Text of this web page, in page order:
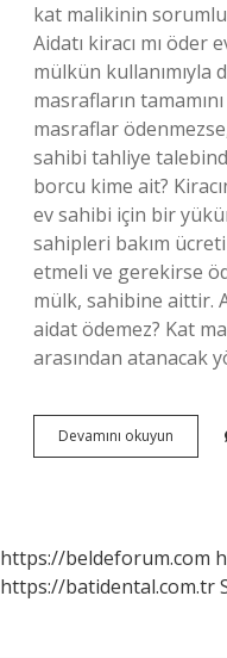
kat malikinin
Aidatı kiracı mı öder
mülkün kullanımıyla
masrafların
masraflar
sahibi tahliye
borcu kime ait?
ev sahibi için bir
sahipleri bakım
etmeli ve gerekirse
mülk, sahibine aittir.
aidat ödemez? Kat
arasından atanacak
Devamını okuyun
Kim
https://beldeforum.com
https://batidental.com.tr